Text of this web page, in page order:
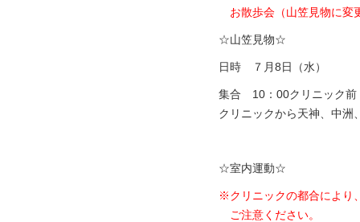
お散歩会（山笠見物に変
☆山笠見物☆
日時 ７月8日（水）
集合 10：00クリニック前
クリニックから天神、中洲
☆室内運動☆
※クリニックの都合によ
ご注意ください。